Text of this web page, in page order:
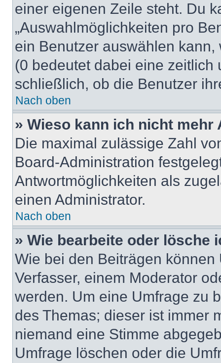
einer eigenen Zeile steht. Du
„Auswahlmöglichkeiten pro
ein Benutzer auswählen
(0 bedeutet dabei eine
schließlich, ob die Benutzer
Nach oben
» Wieso kann ich nicht
Die maximal zulässige Zahl
Board-Administration
Antwortmöglichkeiten als
einen Administrator.
Nach oben
» Wie bearbeite oder lösche
Wie bei den Beiträgen
Verfasser, einem Moderator
werden. Um eine Umfrage zu
des Themas; dieser ist immer
niemand eine Stimme
Umfrage löschen oder die